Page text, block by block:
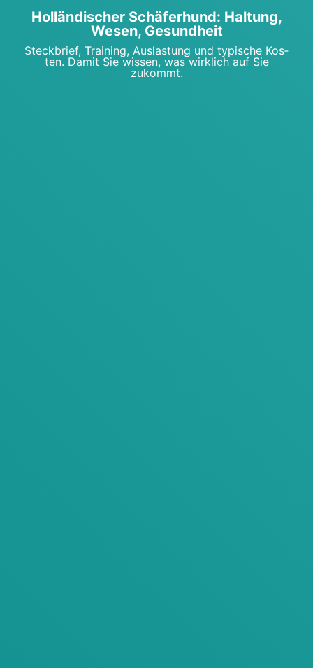
Hol­län­di­scher Schä­fer­hund: Hal­tung,
Wesen, Gesund­heit
Steck­brief, Trai­ning, Aus­las­tung und typi­sche Kos­
ten. Damit Sie wis­sen, was wirk­lich auf Sie
zukommt.